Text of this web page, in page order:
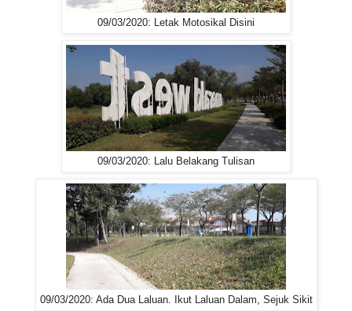
09/03/2020: Letak Motosikal Disini
09/03/2020: Lalu Belakang Tulisan
09/03/2020: Ada Dua Laluan. Ikut Laluan Dalam, Sejuk Sikit